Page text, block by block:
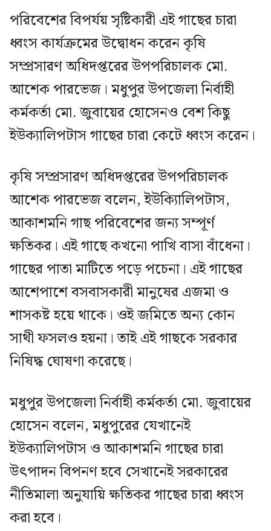
পরিবেশের বিপর্যয় সৃষ্টিকারী এই গাছের চারা
ধ্বংস কার্যক্রমের উদ্বোধন করেন কৃষি
সম্প্রসারণ অধিদপ্তরের উপপরিচালক মো.
আশেক পারভেজ। মধুপুর উপজেলা নির্বাহী
কর্মকর্তা মো. জুবায়ের হোসেনও বেশ কিছু
ইউক্যালিপটাস গাছের চারা কেটে ধ্বংস করেন।
কৃষি সম্প্রসারণ অধিদপ্তরের উপপরিচালক
আশেক পারভেজ বলেন, ইউক্যিালিপটাস,
আকাশমনি গাছ পরিবেশের জন্য সম্পূর্ণ
ক্ষতিকর। এই গাছে কখনো পাখি বাসা বাঁধেনা।
গাছের পাতা মাটিতে পড়ে পচেনা। এই গাছের
আশেপাশে বসবাসকারী মানুষের এজমা ও
শাসকষ্ট হয়ে থাকে। ওই জমিতে অন্য কোন
সাথী ফসলও হয়না। তাই এই গাছকে সরকার
নিষিদ্ধ ঘোষণা করেছে।
মধুপুর উপজেলা নির্বাহী কর্মকর্তা মো. জুবায়ের
হোসেন বলেন, মধুপুরের যেখানেই
ইউক্যালিপটাস ও আকাশমনি গাছের চারা
উৎপাদন বিপনণ হবে সেখানেই সরকারের
নীতিমালা অনুযায়ি ক্ষতিকর গাছের চারা ধ্বংস
করা হবে।